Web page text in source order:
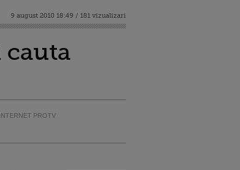
9 august 2010 18:49 / 181 vizualizari
cauta
PROTV